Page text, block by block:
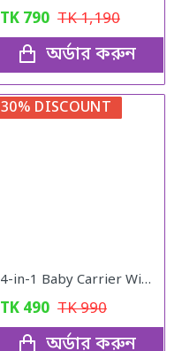
TK 790 TK1,190
অর্ডার করুন
30% DISCOUNT
4-in-1 Baby Carrier With Comfortable Cushioned Head Support & Buckle Straps Multicolor
TK 490 TK990
অর্ডার করুন